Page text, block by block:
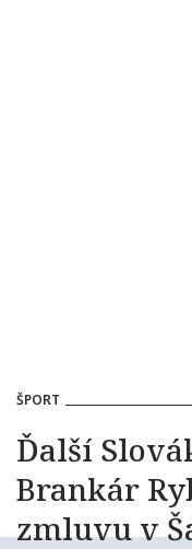
ŠPORT